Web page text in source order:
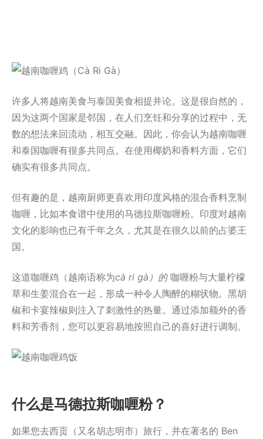
许多人将越南美食与泰国美食相提并论。这是很自然的，
因为这两个国家是邻国，在人们烹饪和分享的过程中，无
数的想法来回流动，相互交融。因此，你会认为越南咖喱
和泰国咖喱有很多共同点。在使用椰奶和香料方面，它们
确实有很多共同点。
但有趣的是，越南厨师更喜欢用印度风格的混合香料烹制
咖喱，比如本食谱中使用的马德拉斯咖喱粉。印度对越南
文化的影响也已有千年之久，尤其是在很久以前的占婆王
国。
这道咖喱鸡（越南语称为cà ri gà）的 咖喱粉与大量柠檬
草和生姜混合在一起，形成一种令人陶醉的糊状物。黑胡
椒和卡宴辣椒则注入了刺激性的热量。通过添加额外的香
料和芳香剂，您可以更容易地按照自己的喜好进行调制。
什么是马德拉斯咖喱粉？
如果您去西贡（又名胡志明市）旅行，并在著名的 Ben